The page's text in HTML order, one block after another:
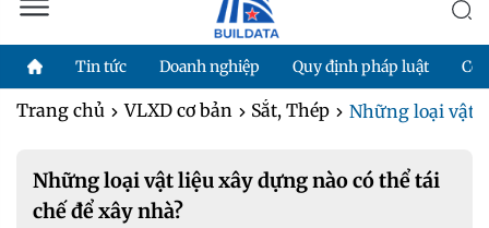
Tin tức Doanh nghiệp Quy định pháp luật
Trang chủ VLXD cơ bản Sắt, Thép Những loại vật
Những loại vật liệu xây dựng nào có thể tái
chế để xây nhà?